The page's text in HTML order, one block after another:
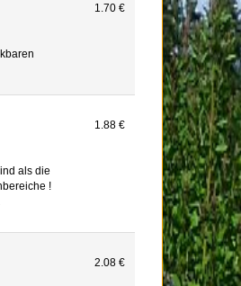
1.70 €
als die
!
1.88 €
2.08 €